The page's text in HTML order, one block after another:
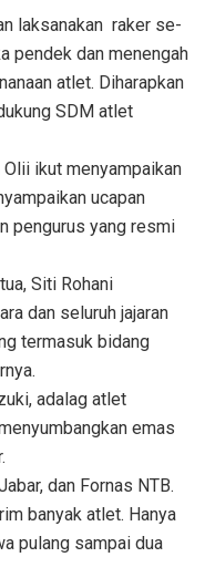
laksanakan raker se-
pendek dan menengah
atlet. Diharapkan
SDM atlet
ikut menyampaikan
ucapan
pengurus yang resmi
Siti Rohani
dan seluruh jajaran
termasuk bidang
adalag atlet
emas
dan Fornas NTB.
banyak atlet. Hanya
pulang sampai dua